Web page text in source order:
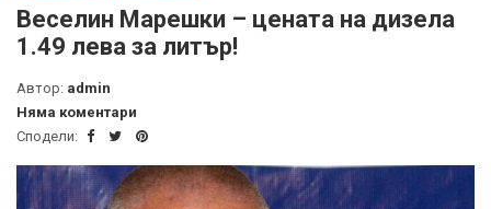
Веселин Марешки – цената на дизела
1.49 лева за литър!
Автор: admin
Няма коментари
Сподели: